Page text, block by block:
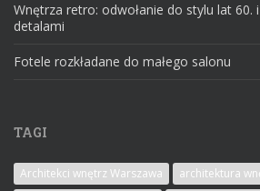
Wnętrza retro: odwołanie do stylu lat 60.
detalami
Fotele rozkładane do małego salonu
TAGI
Architekci wnętrz Warszawa
architektura